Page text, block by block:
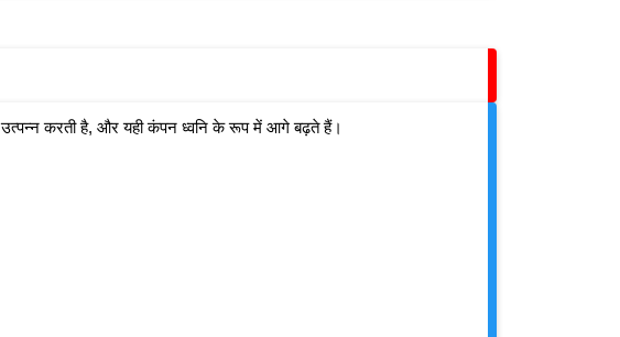
करती है, और यही कंपन ध्वनि के रूप में आगे बढ़ते हैं।